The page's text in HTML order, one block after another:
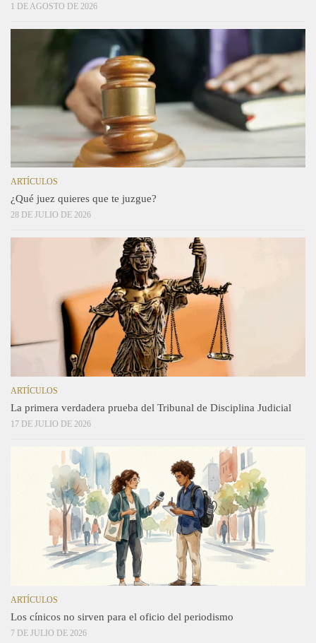
1 DE AGOSTO DE 2026
ARTÍCULOS
¿Qué juez quieres que te juzgue?
28 DE JULIO DE 2026
ARTÍCULOS
La primera verdadera prueba del Tribunal de Disciplina Judicial
17 DE JULIO DE 2026
ARTÍCULOS
Los cínicos no sirven para el oficio del periodismo
7 DE JULIO DE 2026